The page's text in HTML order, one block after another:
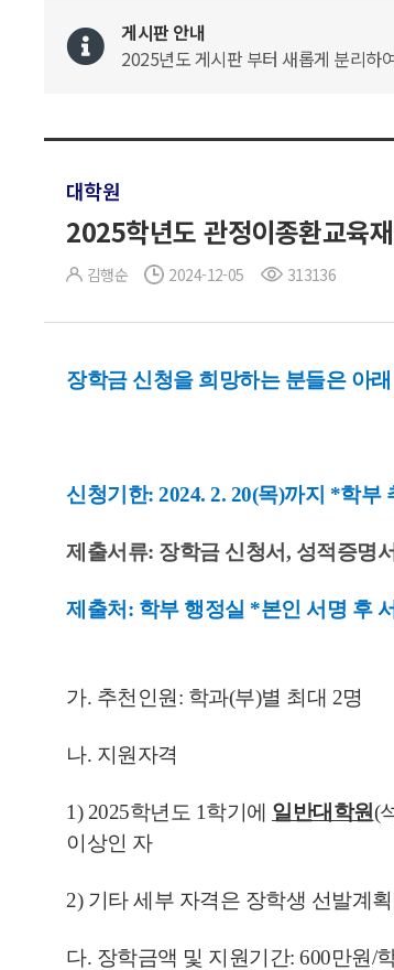
게시판 안내
2025년도 게시판 부터 새롭게 분리하
대학원
2025학년도 관정이종환교육
김행순 2024-12-05 313136
장학금 신청을 희망하는 분들은 아
신청기한: 2024. 2. 20(목)까지 *학
제출서류: 장학금 신청서, 성적증명
제출처: 학부 행정실 *본인 서명 후
가. 추천인원: 학과(부)별 최대 2명
나. 지원자격
1) 2025학년도 1학기에 일반대학원(
이상인 자
2) 기타 세부 자격은 장학생 선발계
다. 장학금액 및 지원기간: 600만원/